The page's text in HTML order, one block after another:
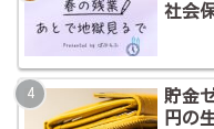
社会
貯金
円の